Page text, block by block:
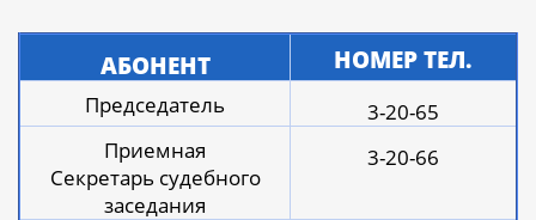
АБОНЕНТ НОМЕР ТЕЛ.
Председатель
3-20-65
Приемная
Секретарь судебного
заседания
3-20-66